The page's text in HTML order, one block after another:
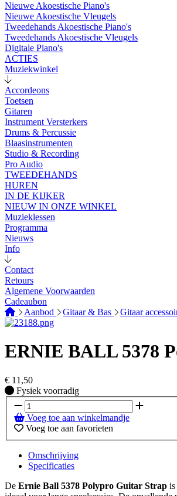
Nieuwe Akoestische Piano's
Nieuwe Akoestische Vleugels
Tweedehands Akoestische Piano's
Tweedehands Akoestische Vleugels
Digitale Piano's
ACTIES
Muziekwinkel
Accordeons
Toetsen
Gitaren
Instrument Versterkers
Drums & Percussie
Blaasinstrumenten
Studio & Recording
Pro Audio
TWEEDEHANDS
HUREN
IN DE KIJKER
NIEUW IN ONZE WINKEL
Muzieklessen
Programma
Nieuws
Info
Contact
Retours
Algemene Voorwaarden
Cadeaubon
Aanbod
Gitaar & Bas Gitaar
ERNIE BALL 5378
€ 11,50
Fysiek voorradig
Fysiek voorradig
Voeg toe aan winkelmandje
Voeg toe aan favorieten
Omschrijving
Specificaties
De Ernie Ball 5378 Polypro Guitar Strap is